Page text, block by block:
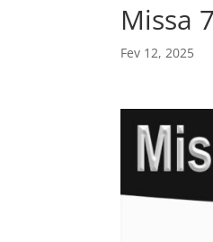
Missa
Fev 12, 2025